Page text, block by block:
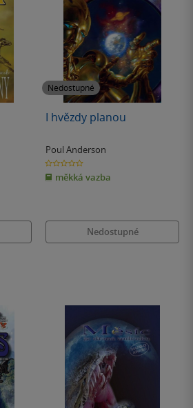
Nedostupné
I hvězdy planou
Poul Anderson
0.0
z
5
hvězdiček
měkká vazba
Nedostupné